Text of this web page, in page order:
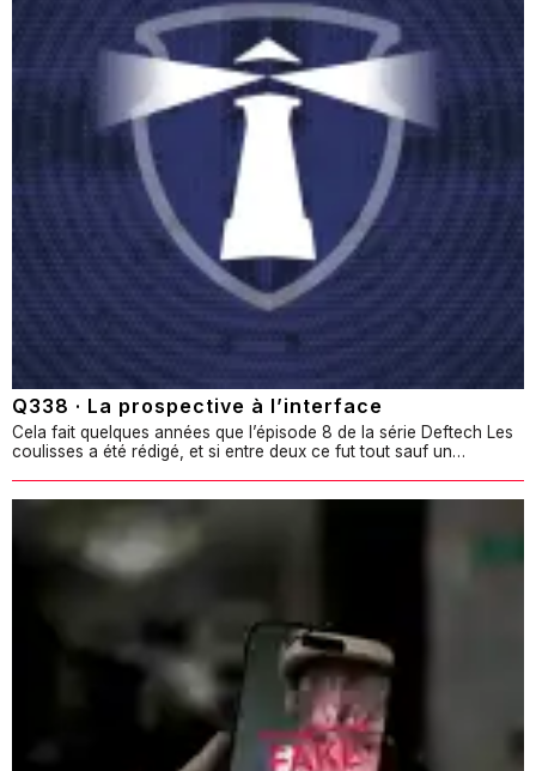
Q338 · La prospective à l’interface
Cela fait quelques années que l’épisode 8 de la série Deftech Les
coulisses a été rédigé, et si entre deux ce fut tout sauf un…